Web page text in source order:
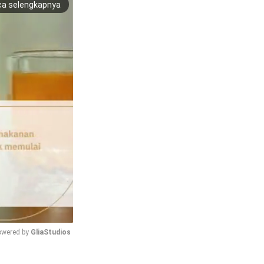
selengkapnya
by GliaStudios